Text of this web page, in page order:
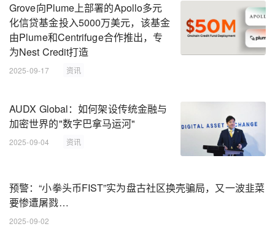
Grove向Plume上部署的Apollo多元
化信贷基金投入5000万美元，该基金
由Plume和Centrifuge合作推出，专
为Nest Credit打造
2025-09-17 资讯
AUDX Global：如何架设传统金融与
加密世界的"数字巴拿马运河"
2025-09-04 资讯
预警：“小拳头币FIST”实为盘古社区换壳骗局，又一波韭菜
要惨遭屠戮…
2025-09-02